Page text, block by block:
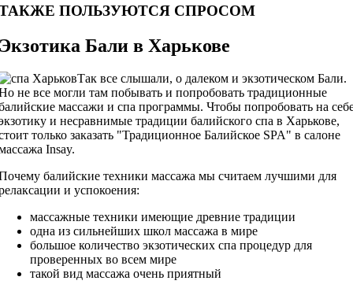
ПОЛЬЗУЮТСЯ СПРОСОМ
Бали в Харькове
Так все слышали, о далеком и экзотическом Бали.
не все могли там побывать и попробовать традиционные
массажи и спа программы. Чтобы попробовать на
и несравнимые традиции балийского спа в Харькове,
только заказать "Традиционное Балийское SPA" в салоне
Insay.
балийские техники массажа мы считаем лучшими для
и успокоения:
массажные техники имеющие древние традиции
одна из сильнейших школ массажа в мире
большое количество экзотических спа процедур для
проверенных во всем мире
такой вид массажа очень приятный